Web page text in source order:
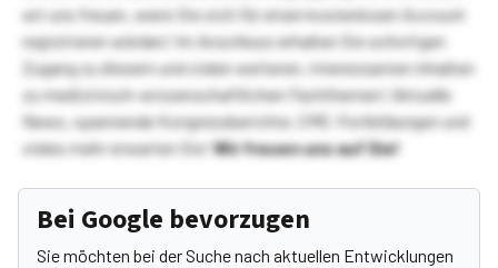
wir uns freuen, wenn Sie sich für einen kostenlosen Account
registrieren würden! Im Anschluss erhalten Sie sofortigen
Zugang zu diesem und vielen weiteren, interessanten Inhalten
zu medizinisch-wissenschaftlichen Fachthemen! Aktuelle
News, spannende Kongressberichte, CME-Fortbildungen und
vieles mehr erwarten Sie!Wir freuen uns auf Sie!
Bei Google bevorzugen
Sie möchten bei der Suche nach aktuellen Entwicklungen